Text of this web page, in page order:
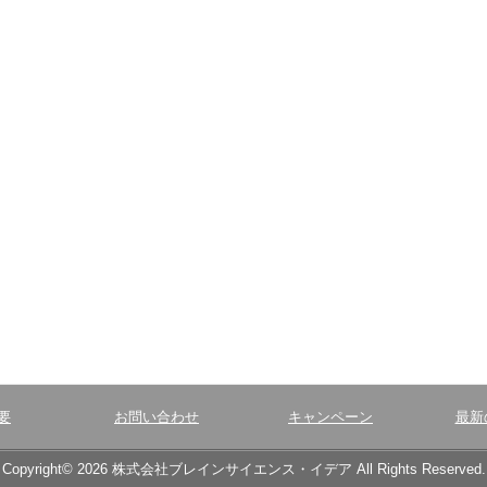
お問い合わせ キャンペーン 最新
Copyright© 2026 株式会社ブレインサイエンス・イデア All Rights Reserved.